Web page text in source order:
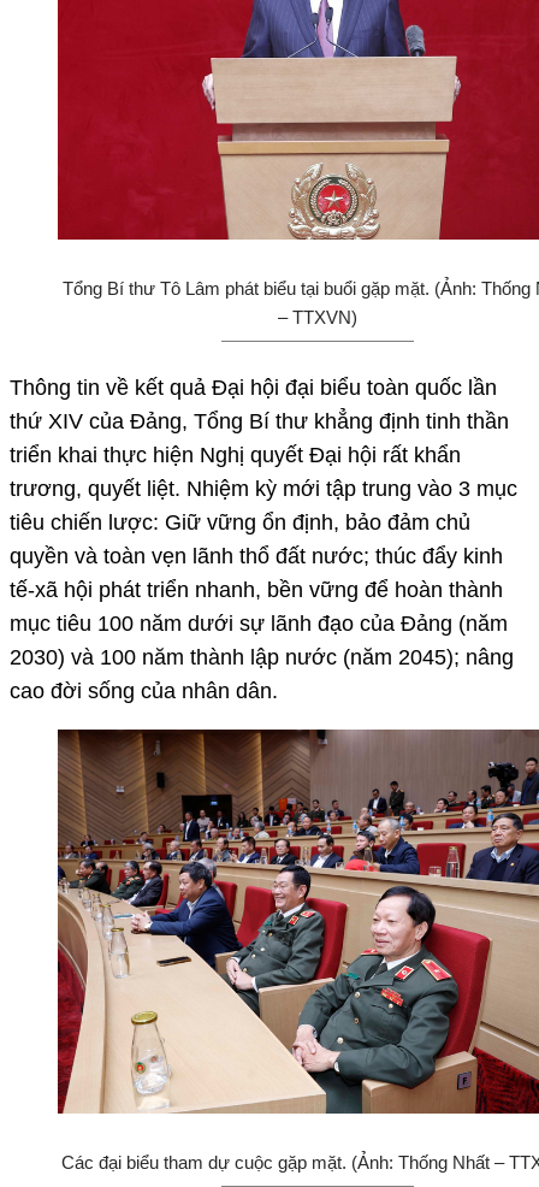
Tổng Bí thư Tô Lâm phát biểu tại buổi gặp mặt. (Ảnh: Thống
– TTXVN)
Thông tin về kết quả Đại hội đại biểu toàn quốc lần
thứ XIV của Đảng, Tổng Bí thư khẳng định tinh thần
triển khai thực hiện Nghị quyết Đại hội rất khẩn
trương, quyết liệt. Nhiệm kỳ mới tập trung vào 3 mục
tiêu chiến lược: Giữ vững ổn định, bảo đảm chủ
quyền và toàn vẹn lãnh thổ đất nước; thúc đẩy kinh
tế-xã hội phát triển nhanh, bền vững để hoàn thành
mục tiêu 100 năm dưới sự lãnh đạo của Đảng (năm
2030) và 100 năm thành lập nước (năm 2045); nâng
cao đời sống của nhân dân.
Các đại biểu tham dự cuộc gặp mặt. (Ảnh: Thống Nhất –